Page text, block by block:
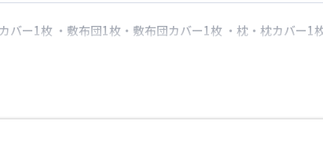
バー1枚 ・敷布団1枚・敷布団カバー1枚 ・枕・枕カバー1